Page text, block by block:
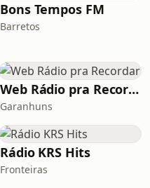
Bons Tempos FM
Barretos
Web Rádio pra Recordar
Garanhuns
Rádio KRS Hits
Fronteiras